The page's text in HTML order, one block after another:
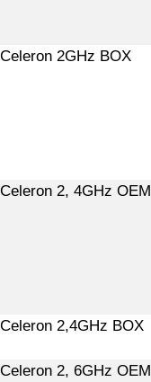
Celeron 2GHz BOX
Celeron 2, 4GHz OEM
Celeron 2,4GHz BOX
Celeron 2, 6GHz OEM